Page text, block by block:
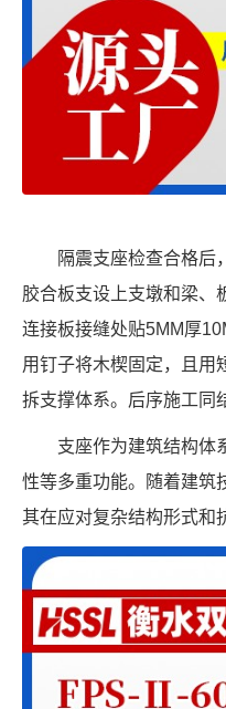
隔震支座检查合格后
胶合板支设上支墩和梁、
连接板接缝处贴5MM厚
用钉子将木楔固定，且用
拆支撑体系。后序施工同
支座作为建筑结构体
性等多重功能。随着建筑
其在应对复杂结构形式和